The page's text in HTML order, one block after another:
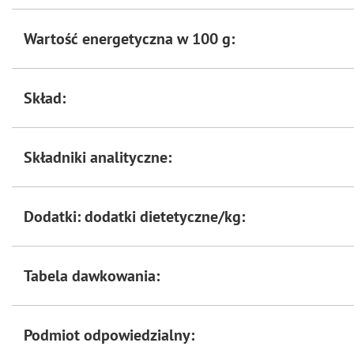
Wartość energetyczna w 100 g:
Skład:
Składniki analityczne:
Dodatki: dodatki dietetyczne/kg:
Tabela dawkowania:
Podmiot odpowiedzialny: